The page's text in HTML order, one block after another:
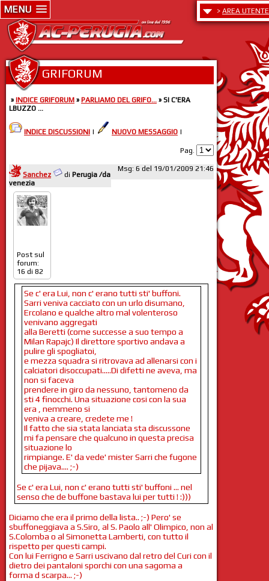
MENU > AREA UTENTE
GRIFORUM
» INDICE GRIFORUM » PARLIAMO DEL GRIFO... » SI C'ERA
LBUZZO ...
INDICE DISCUSSIONI | NUOVO MESSAGGIO |
Pag.
Sanchez di Perugia /da
venezia
Msg: 6 del 19/01/2009 21:46
Post sul
forum:
16 di 82
Se c' era Lui, non c' erano tutti sti' buffoni.
Sarri veniva cacciato con un urlo disumano,
Ercolano e qualche altro mal volenteroso
venivano aggregati
alla Beretti (come successe a suo tempo a
Milan Rapajc) Il direttore sportivo andava a
pulire gli spogliatoi,
e mezza squadra si ritrovava ad allenarsi con i
calciatori disoccupati.....Di difetti ne aveva, ma
non si faceva
prendere in giro da nessuno, tantomeno da
sti 4 finocchi. Una situazione cosi con la sua
era , nemmeno si
veniva a creare, credete me !
Il fatto che sia stata lanciata sta discussone
mi fa pensare che qualcuno in questa precisa
situazione lo
rimpiange. E' da vede' mister Sarri che fugone
che pijava.... ;-)
Se c' era Lui, non c' erano tutti sti' buffoni ... nel
senso che de buffone bastava lui per tutti ! :)))
Diciamo che era il primo della lista.. ;-) Pero' se
sbuffoneggiava a S.Siro, al S. Paolo all' Olimpico, non al
S.Colomba o al Simonetta Lamberti, con tutto il
rispetto per questi campi.
Con lui Ferrigno e Sarri uscivano dal retro del Curi con il
dietro dei pantaloni sporchi con una sagoma a
forma d scarpa... ;-)